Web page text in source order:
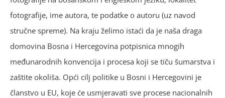
fotografije, ime autora, te podatke o autoru (uz navod
stručne spreme). Na kraju želimo istaći da je naša draga
domovina Bosna i Hercegovina potpisnica mnogih
međunarodnih konvencija i procesa koji se tiču šumarstva i
zaštite okoliša. Opći cilj politike u Bosni i Hercegovini je
članstvo u EU, koje će usmjeravati sve procese nacionalnih